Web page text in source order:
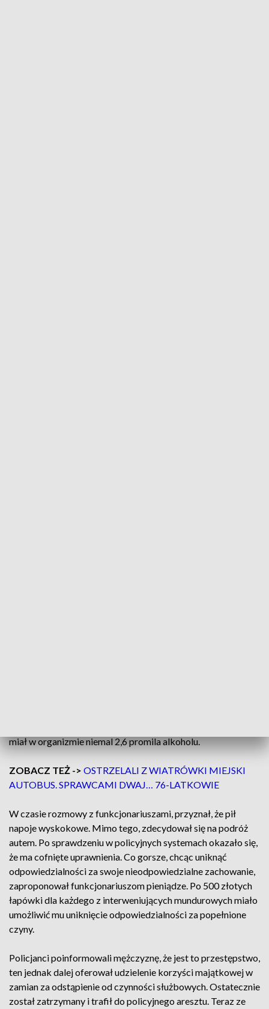
miał w organizmie niemal 2,6 promila alkoholu.
ZOBACZ TEŻ -> OSTRZELALI Z WIATRÓWKI MIEJSKI
AUTOBUS. SPRAWCAMI DWAJ… 76-LATKOWIE
W czasie rozmowy z funkcjonariuszami, przyznał, że pił
napoje wyskokowe. Mimo tego, zdecydował się na podróż
autem. Po sprawdzeniu w policyjnych systemach okazało się,
że ma cofnięte uprawnienia. Co gorsze, chcąc uniknąć
odpowiedzialności za swoje nieodpowiedzialne zachowanie,
zaproponował funkcjonariuszom pieniądze. Po 500 złotych
łapówki dla każdego z interweniujących mundurowych miało
umożliwić mu uniknięcie odpowiedzialności za popełnione
czyny.
Policjanci poinformowali mężczyznę, że jest to przestępstwo,
ten jednak dalej oferował udzielenie korzyści majątkowej w
zamian za odstąpienie od czynności służbowych. Ostatecznie
został zatrzymany i trafił do policyjnego aresztu. Teraz ze